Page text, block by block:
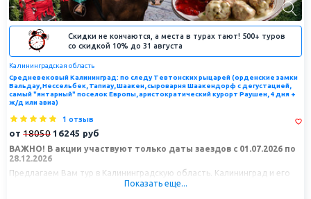
Скидки не кончаются, а места в турах тают! 500+ туров
со скидкой 10% до 31 августа
Калининградская область
Средневековый Калининград: по следу Тевтонских рыцарей (орденские замки
Вальдау, Нессельбек, Тапиау, Шаакен, сыроварня Шаакендорф с дегустацией,
самый "янтарный" поселок Европы, аристократический курорт Раушен, 4 дня +
ж/д или авиа)
1 отзыв
от 18050 16245 руб
ВАЖНО! В акции участвуют только даты заездов с 01.07.2026 по
28.12.2026
Предлагаем Вам тур в Калининградскую область. Калининград и его
окрестности - настоящая шкатулка с удивительными местами. Вы
Показать еще...